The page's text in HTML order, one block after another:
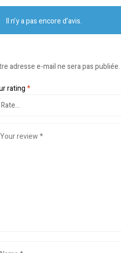
Il n’y a pas encore d’avis.
adresse e-mail ne sera pas publiée.
rating*